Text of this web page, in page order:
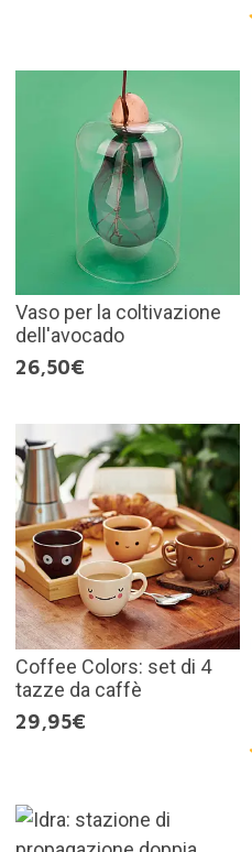
Vaso per la coltivazione
dell'avocado
26,50€
Coffee Colors: set di 4
tazze da caffè
29,95€